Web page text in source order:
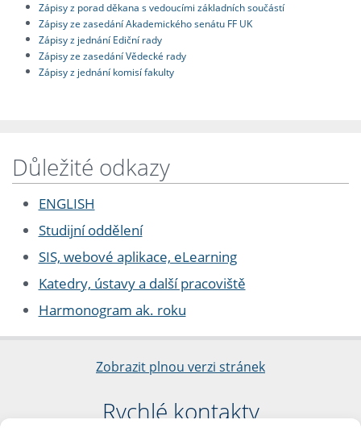
Zápisy z porad děkana s vedoucími základních součástí
Zápisy ze zasedání Akademického senátu FF UK
Zápisy z jednání Ediční rady
Zápisy ze zasedání Vědecké rady
Zápisy z jednání komisí fakulty
Důležité odkazy
ENGLISH
Studijní oddělení
SIS, webové aplikace, eLearning
Katedry, ústavy a další pracoviště
Harmonogram ak. roku
Zobrazit plnou verzi stránek
Rychlé kontakty